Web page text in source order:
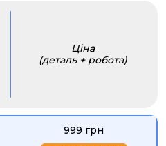
Ціна
(деталь + робота)
999 грн